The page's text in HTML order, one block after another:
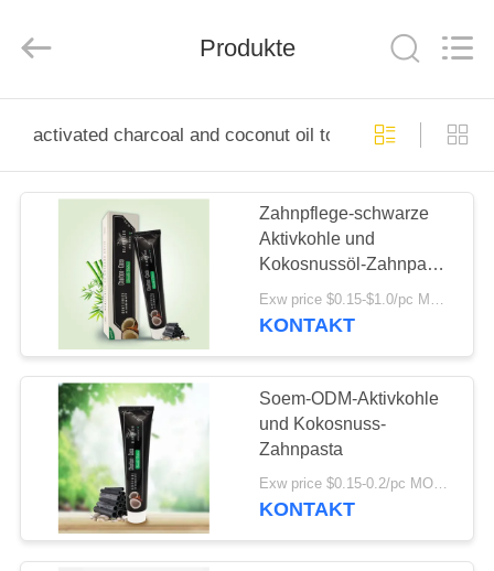
PRODUKTE
VIDEOS
UNS
FABRIK-
AUSFLUG
QUALITÄTSKONTROLLE
CENTER.
Produkte
activated charcoal and coconut oil toothpaste
Zahnpflege-schwarze
Aktivkohle und
Kokosnussöl-Zahnpasta
100g
Exw price $0.15-$1.0/pc MOQ:500pcs-30000pcs
KONTAKT
Soem-ODM-Aktivkohle
und Kokosnuss-
Zahnpasta
Exw price $0.15-0.2/pc MOQ:500pcs-30000pcs
KONTAKT